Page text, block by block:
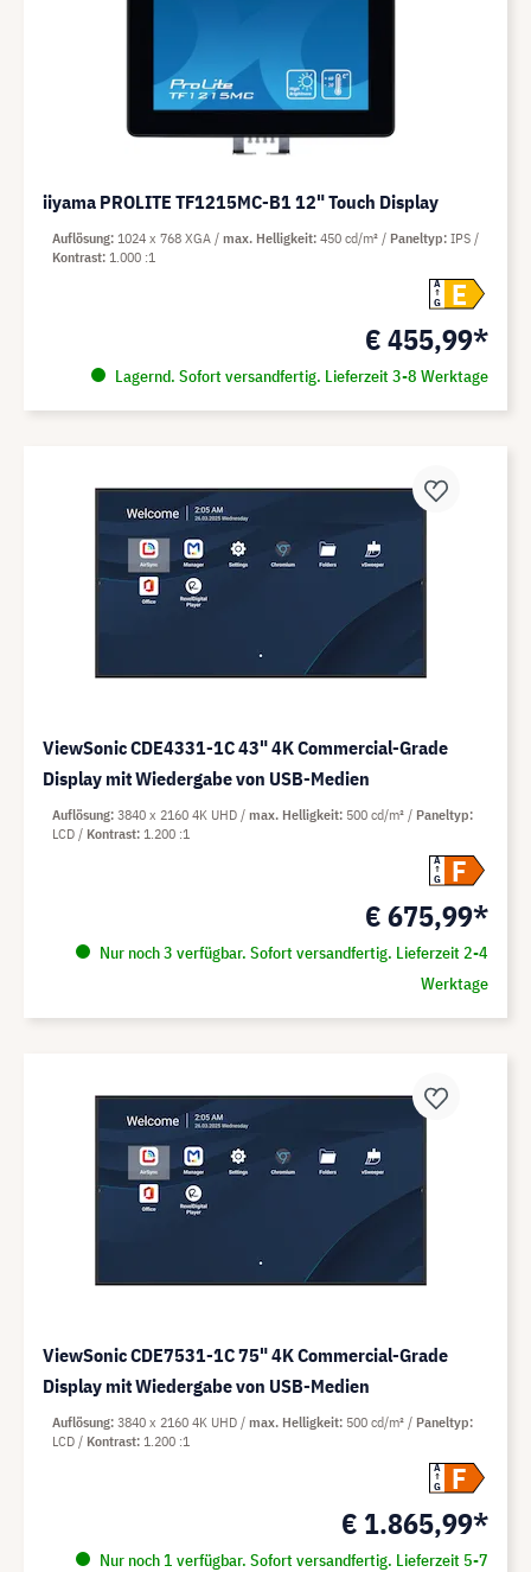
iiyama PROLITE TF1215MC-B1 12" Touch Display
A
G
E
€ 455,99*
Lagernd. Sofort versandfertig. Lieferzeit 3-8 Werktage
Auflösung 1024 x 768 XGA max. Helligkeit 450 cd/m² Paneltyp IPS
Kontrast 1.000 :1
ViewSonic CDE4331-1C 43" 4K Commercial-Grade
Display mit Wiedergabe von USB-Medien
A
G
F
€ 675,99*
Nur noch 3 verfügbar. Sofort versandfertig. Lieferzeit 2-4
Werktage
Auflösung 3840 x 2160 4K UHD max. Helligkeit 500 cd/m²
Paneltyp
LCD
Kontrast 1.200 :1
ViewSonic CDE7531-1C 75" 4K Commercial-Grade
Display mit Wiedergabe von USB-Medien
A
G
F
€ 1.865,99*
Nur noch 1 verfügbar. Sofort versandfertig. Lieferzeit 5-7
Auflösung 3840 x 2160 4K UHD max. Helligkeit 500 cd/m²
Paneltyp
LCD
Kontrast 1.200 :1